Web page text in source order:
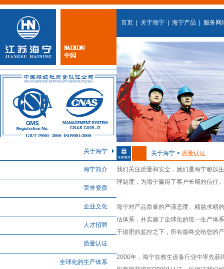
关于海宁
海宁简介
荣誉资质
企业文化
人才招聘
质量认证
全球化的生产体系
首页 关于海宁 海宁产品 服务网
关于海宁 > 质量认证
我们关注质量和安全，她们是海宁赖以
理制度，为海宁赢得了客户长期的信任。
海宁对产品质量的严谨态度、精益求精
估体系，并实施了全球化的统一生产体
于缜密的监控之下，所有最终交给您的
2000年，海宁在救生设备行业中率先获